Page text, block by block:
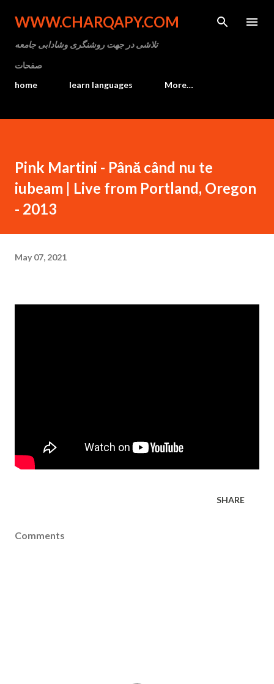
Skip to main content
WWW.CHARQAPY.COM
تلاشی در جهت روشنگری وشادابی جامعه
صفحات
home
learn languages More…
Pink Martini - Până când nu te
iubeam | Live from Portland, Oregon
- 2013
May 07, 2021
SHARE
Comments